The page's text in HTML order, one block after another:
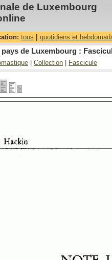
de Luxembourg
tous quotidiens et
de Luxembourg :
Collection Fascicule